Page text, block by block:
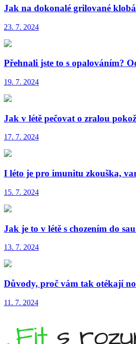
Jak na dokonalé grilované
23. 7. 2024
Přehnali jste to s opalováním?
19. 7. 2024
Jak v létě pečovat o zralou
17. 7. 2024
I léto je pro imunitu zkouška,
15. 7. 2024
Jak je to v létě s chozením do
13. 7. 2024
Důvody, proč vám tak otékají
11. 7. 2024